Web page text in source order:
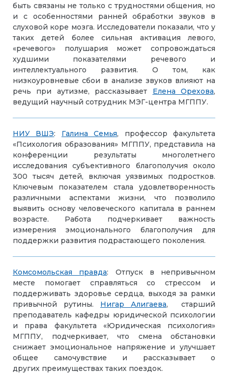
быть связаны не только с трудностями общения, но
и с особенностями ранней обработки звуков в
слуховой коре мозга. Исследователи показали, что у
таких детей более сильная активация левого,
«речевого» полушария может сопровождаться
худшими показателями речевого и
интеллектуального развития. О том, как
низкоуровневые сбои в анализе звуков влияют на
речь при аутизме, рассказывает Елена Орехова,
ведущий научный сотрудник МЭГ-центра МГППУ.
НИУ ВШЭ: Галина Семья, профессор факультета
«Психология образования» МГППУ, представила на
конференции результаты многолетнего
исследования субъективного благополучия около
300 тысяч детей, включая уязвимых подростков.
Ключевым показателем стала удовлетворенность
различными аспектами жизни, что позволило
выявить основу человеческого капитала в раннем
возрасте. Работа подчеркивает важность
измерения эмоционального благополучия для
поддержки развития подрастающего поколения.
Комсомольская правда: Отпуск в непривычном
месте помогает справляться со стрессом и
поддерживать здоровье сердца, выходя за рамки
привычной рутины. Нигар Алигаева, старший
преподаватель кафедры юридической психологии
и права факультета «Юридическая психология»
МГППУ, подчеркивает, что смена обстановки
снижает эмоциональное напряжение и улучшает
общее самочувствие и рассказывает о
других преимуществах таких поездок.